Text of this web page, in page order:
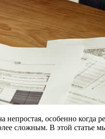
непростая, особенно
сложным. В этой статье